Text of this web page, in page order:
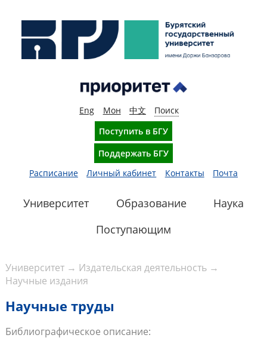
Eng Мон 中文
Поиск
Поступить в БГУ
Поддержать БГУ
Расписание
Личный кабинет Контакты Почта
Университет Образование
Наука
Поступающим
Университет→ Издательская деятельность→
Научные издания
Научные труды
Библиографическое описание: